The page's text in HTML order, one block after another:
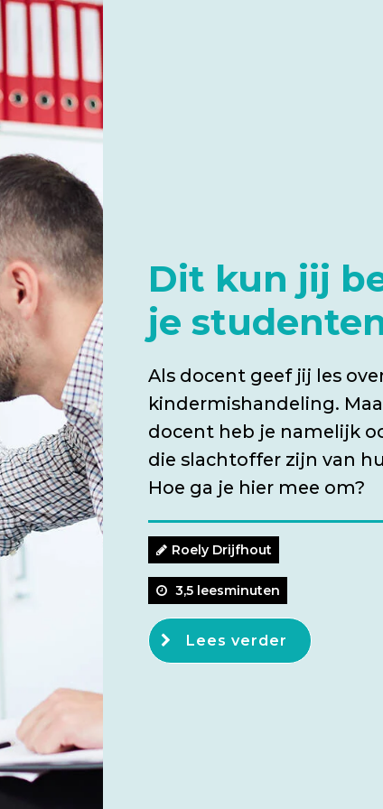
bijzonder hoogleraar aan de Universiteit van
en bijzonder lector aan de Zuyd Hogeschool te
Dit kun jij
je
Als docent geef jij les
kindermishandeling.
docent heb je namelijk
die slachtoffer zijn van
Hoe ga je hier mee om?
Roely Drijfhout
3,5 leesminuten
 Lees verder